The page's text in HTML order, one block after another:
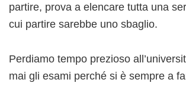
partire, prova a elencare tutta una
cui partire sarebbe uno sbaglio.
Perdiamo tempo prezioso
mai gli esami perché si è sempre a